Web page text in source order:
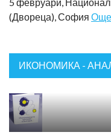
(Двореца), София Още
ИКОНОМИКА -